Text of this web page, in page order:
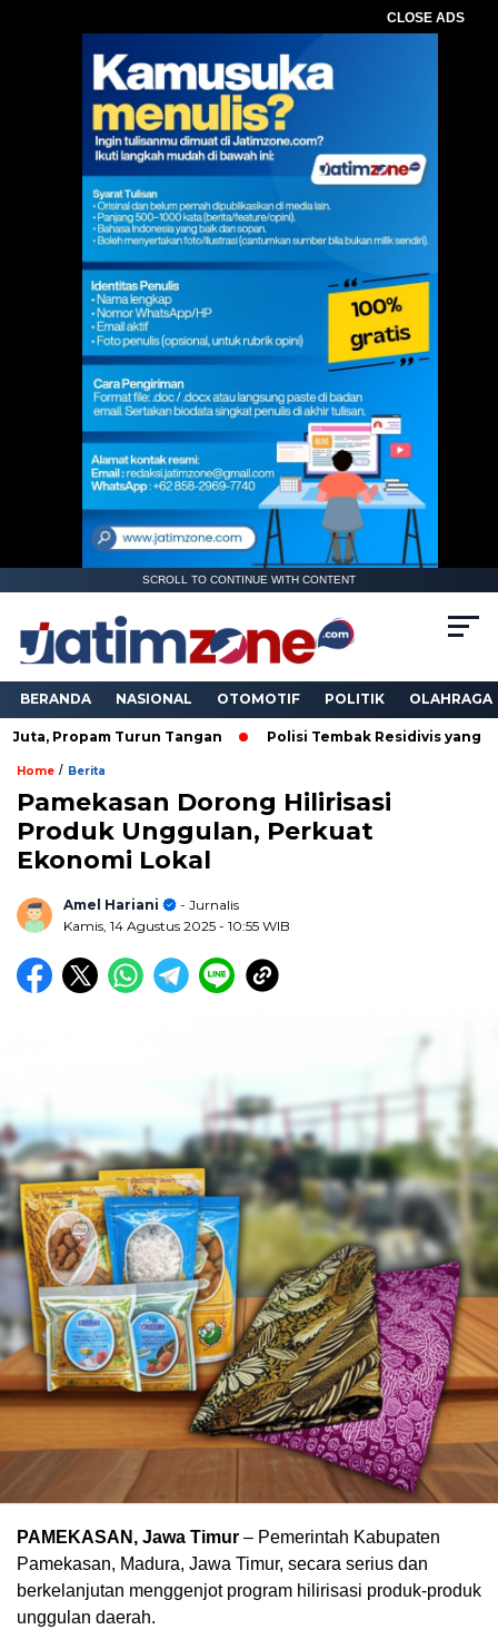
CLOSE ADS
SCROLL TO CONTINUE WITH CONTENT
BERANDA NASIONAL OTOMOTIF POLITIK OLAHRAGA
Turun Tangan Polisi Tembak Residivis yang Bacok
Home / Berita
Pamekasan Dorong Hilirisasi
Produk Unggulan, Perkuat
Ekonomi Lokal
Amel Hariani
- Jurnalis
Kamis, 14 Agustus 2025 - 10:55 WIB
PAMEKASAN, Jawa Timur – Pemerintah Kabupaten
Pamekasan, Madura, Jawa Timur, secara serius dan
berkelanjutan menggenjot program hilirisasi produk-produk
unggulan daerah.